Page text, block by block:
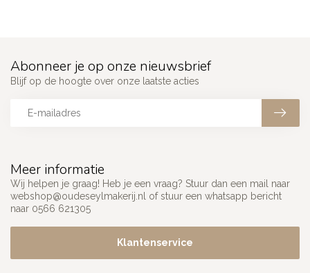
Meer informatie
Wij helpen je graag! Heb je een vraag? Stuur dan een mail naar
webshop@oudeseylmakerij.nl
of stuur een whatsapp bericht
naar 0566 621305
Klantenservice
Abonneer je op onze nieuwsbrief
Blijf op de hoogte over onze laatste acties